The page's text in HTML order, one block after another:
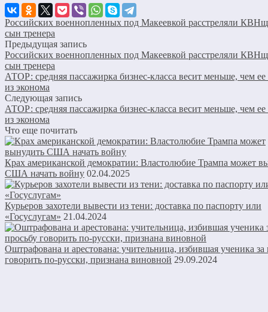
Российских военнопленных под Макеевкой расстреляли
сын тренера
Предыдущая запись
Российских военнопленных под Макеевкой расстреляли
сын тренера
АТОР: средняя пассажирка бизнес-класса весит меньше, чем ее
из эконома
Следующая запись
АТОР: средняя пассажирка бизнес-класса весит меньше, чем ее
из эконома
Что еще почитать
Крах американской демократии: Властолюбие Трампа может
США начать войну 02.04.2025
Курьеров захотели вывести из тени: доставка по паспорту или
«Госуслугам» 21.04.2024
Оштрафована и арестована: учительница, избившая ученика за
говорить по-русски, признана виновной 29.09.2024